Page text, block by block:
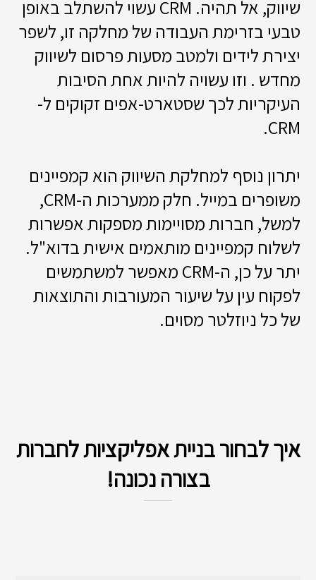
שיווק, אל תהיה. CRM עשוי להשתלב באופן
טבעי בזרימת העבודה של מחלקה זו, לשפר
יצירת לידים ולמטב מסעות פרסום לשיווק
מחדש . וזו עשויה להיות אחת הסיבות
העיקריות לכך שסטארט-אפים זקוקים ל-
CRM.
יתרון נוסף למחלקת השיווק הוא קמפיינים
משופרים במייל. חלק ממערכות ה-CRM,
למשל, חברות מסויימות מספקות אפשרות
לשלוח קמפיינים מותאמים אישית בדוא"ל.
יתר על כן, ה-CRM מאפשר למשתמשים
לפקוח עין על שיעור המעורבות והתוצאות
של כל ניוזלטר מסוים.
איך לבחור בניית אפליקציות לחברות
בצורה נכונה!